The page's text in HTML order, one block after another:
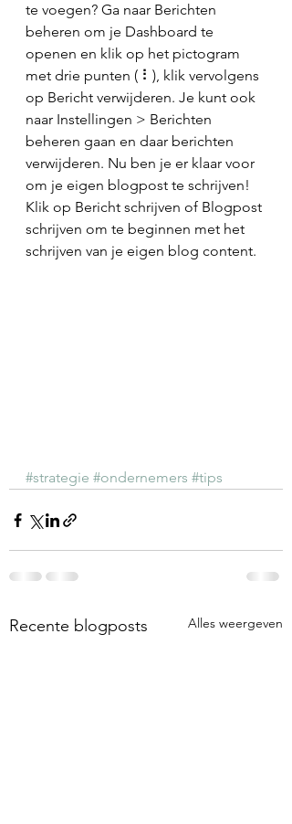
te voegen? Ga naar Berichten
beheren om je Dashboard te
openen en klik op het pictogram
met drie punten ( ⠇), klik vervolgens
op Bericht verwijderen. Je kunt ook
naar Instellingen > Berichten
beheren gaan en daar berichten
verwijderen. Nu ben je er klaar voor
om je eigen blogpost te schrijven!
Klik op Bericht schrijven of Blogpost
schrijven om te beginnen met het
schrijven van je eigen blog content.
#strategie #ondernemers #tips
Recente blogposts Alles weergeven